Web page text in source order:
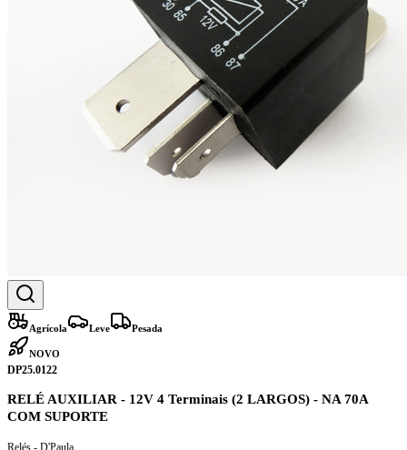
Agrícola Leve Pesada
NOVO
DP25.0122
RELÉ AUXILIAR - 12V 4 Terminais (2 LARGOS) - NA 70A
COM SUPORTE
Relés - D'Paula